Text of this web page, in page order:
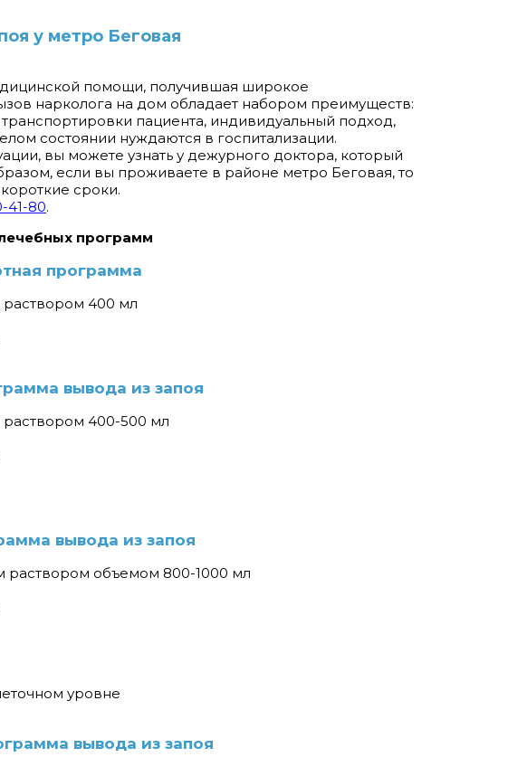
у метро Беговая
помощи, получившая широкое
нарколога на дом обладает набором преимуществ:
пациента, индивидуальный подход,
состоянии нуждаются в госпитализации.
вы можете узнать у дежурного доктора, который
если вы проживаете в районе метро Беговая, то
сроки.
41-80.
программ
программа
раствором 400 мл
вывода из запоя
раствором 400-500 мл
вывода из запоя
раствором объемом 800-1000 мл
уровне
вывода из запоя